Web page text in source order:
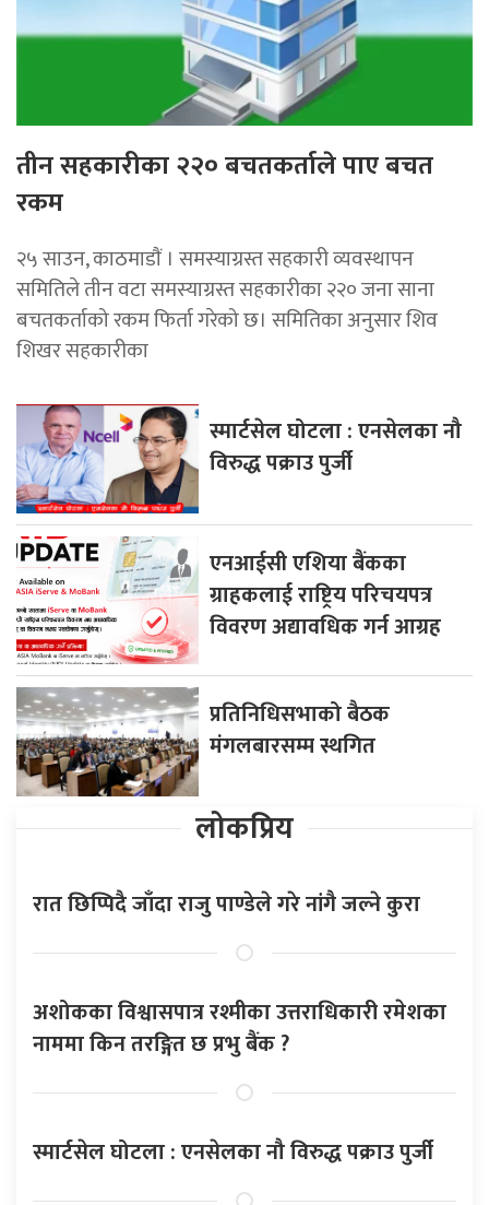
तीन सहकारीका २२० बचतकर्ताले पाए बचत
रकम
२५ साउन, काठमाडाैं । समस्याग्रस्त सहकारी व्यवस्थापन
समितिले तीन वटा समस्याग्रस्त सहकारीका २२० जना साना
बचतकर्ताको रकम फिर्ता गरेको छ। समितिका अनुसार शिव
शिखर सहकारीका
स्मार्टसेल घोटला : एनसेलका नौ
विरुद्ध पक्राउ पुर्जी
एनआईसी एशिया बैंकका
ग्राहकलाई राष्ट्रिय परिचयपत्र
विवरण अद्यावधिक गर्न आग्रह
प्रतिनिधिसभाको बैठक
मंगलबारसम्म स्थगित
लोकप्रिय
रात छिप्पिदै जाँदा राजु पाण्डेले गरे नांगै जल्ने कुरा
अशोकका विश्वासपात्र रश्मीका उत्तराधिकारी रमेशका
नाममा किन तरङ्गित छ प्रभु बैंक ?
स्मार्टसेल घोटला : एनसेलका नौ विरुद्ध पक्राउ पुर्जी